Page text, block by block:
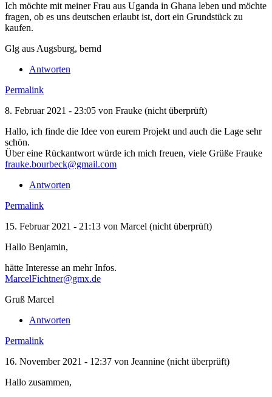
Ich möchte mit meiner Frau aus Uganda in Ghana leben und möchte
fragen, ob es uns deutschen erlaubt ist, dort ein Grundstück zu
kaufen.
Glg aus Augsburg, bernd
Antworten
Permalink
8. Februar 2021 - 23:05 von Frauke (nicht überprüft)
Hallo, ich finde die Idee von eurem Projekt und auch die Lage sehr
schön.
Über eine Rückantwort würde ich mich freuen, viele Grüße Frauke
frauke.bourbeck@gmail.com
Antworten
Permalink
15. Februar 2021 - 21:13 von Marcel (nicht überprüft)
Hallo Benjamin,
hätte Interesse an mehr Infos.
MarcelFichtner@gmx.de
Gruß Marcel
Antworten
Permalink
16. November 2021 - 12:37 von Jeannine (nicht überprüft)
Hallo zusammen,